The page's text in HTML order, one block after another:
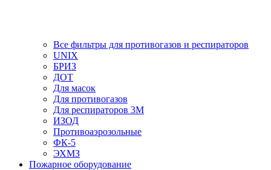
Все фильтры для противогазов и респираторов
UNIX
БРИЗ
ДОТ
Для масок
Для противогазов
Для респираторов 3М
ИЗОД
Противоаэрозольные
ФК-5
ЭХМЗ
Пожарное оборудование